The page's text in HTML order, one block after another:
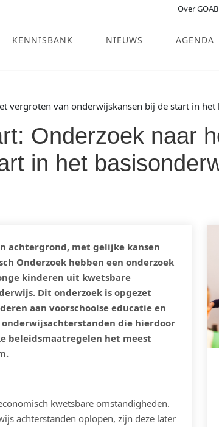
Over GOAB
KENNISBANK NIEUWS AGENDA
vergroten van onderwijskansen bij de start in
Onderzoek naar
in het
achtergrond, met gelijke kansen
Onderzoek hebben een onderzoek
kinderen uit kwetsbare
Dit onderzoek is opgezet
aan voorschoolse educatie en
die hierdoor
beleidsmaatregelen het meest
kwetsbare omstandigheden.
achterstanden oplopen, zijn deze later